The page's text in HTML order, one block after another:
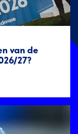
van de
27?